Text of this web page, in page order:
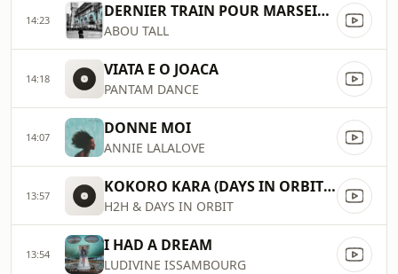
14:23 DERNIER TRAIN POUR MARSEILLE
ABOU TALL
14:18 VIATA E O JOACA
PANTAM DANCE
14:07 DONNE MOI
ANNIE LALALOVE
13:57 KOKORO KARA (DAYS IN ORBIT REMIX)
H2H & DAYS IN ORBIT
13:54 I HAD A DREAM
LUDIVINE ISSAMBOURG